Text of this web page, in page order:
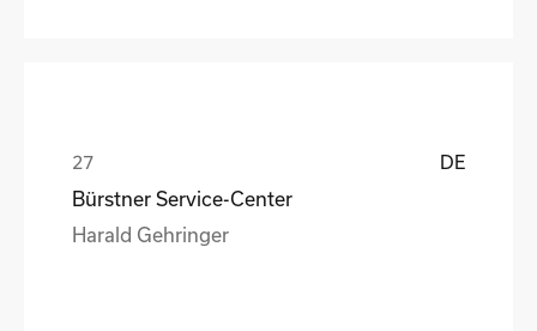
DE
Bürstner Service-Center
Harald Gehringer